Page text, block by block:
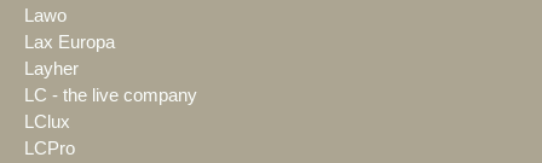
Lawo
Lax Europa
Layher
LC - the live company
LClux
LCPro